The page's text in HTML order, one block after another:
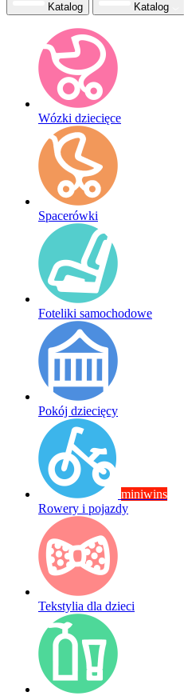
Katalog Katalog
Wózki dziecięce
Spacerówki
Foteliki samochodowe
Pokój dziecięcy
miniwins
Rowery i pojazdy
Tekstylia dla dzieci